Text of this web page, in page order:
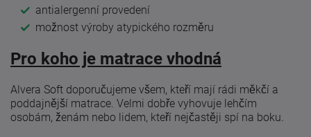
antialergenní provedení
možnost výroby atypického rozměru
Pro koho je matrace vhodná
Alvera Soft doporučujeme všem, kteří mají rádi měkčí a
poddajnější matrace. Velmi dobře vyhovuje lehčím
osobám, ženám nebo lidem, kteří nejčastěji spí na boku.